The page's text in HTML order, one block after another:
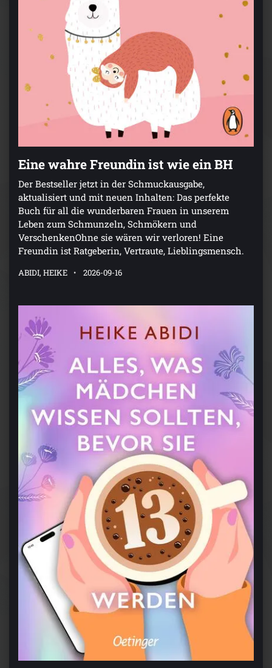
Eine wahre Freundin ist wie ein BH
Der Bestseller jetzt in der Schmuckausgabe,
aktualisiert und mit neuen Inhalten: Das perfekte
Buch für all die wunderbaren Frauen in unserem
Leben zum Schmunzeln, Schmökern und
VerschenkenOhne sie wären wir verloren! Eine
Freundin ist Ratgeberin, Vertraute, Lieblingsmensch.
ABIDI, HEIKE 2026-09-16